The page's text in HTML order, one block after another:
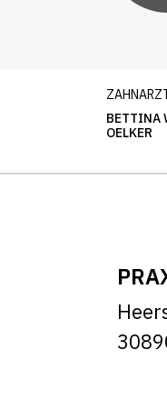
BETTINA
OELKER